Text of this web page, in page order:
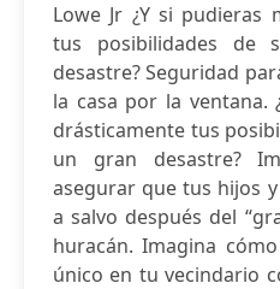
Lowe Jr ¿Y si pudieras
tus posibilidades de
desastre? Seguridad
la casa por la ventana.
drásticamente tus
un gran desastre?
asegurar que tus hijos
a salvo después del
huracán. Imagina
único en tu vecindario